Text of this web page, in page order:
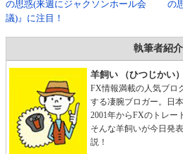
の思惑(来週にジャクソンホール会
議)』に注目！
の
執筆者紹介
羊飼い （ひつじかい）
FX情報満載の人気ブロ
する凄腕ブロガー。日
2001年からFXのトレー
そんな羊飼いが今日発
説！